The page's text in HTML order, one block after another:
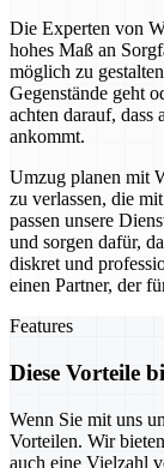
Die Experten von
hohes Maß an
möglich zu
Gegenstände geht
achten darauf, dass
ankommt.
Umzug planen mit
zu verlassen, die
passen unsere
und sorgen dafür,
diskret und
einen Partner, der
Features
Diese Vorteile
Wenn Sie mit uns
Vorteilen. Wir
auch eine Vielzahl